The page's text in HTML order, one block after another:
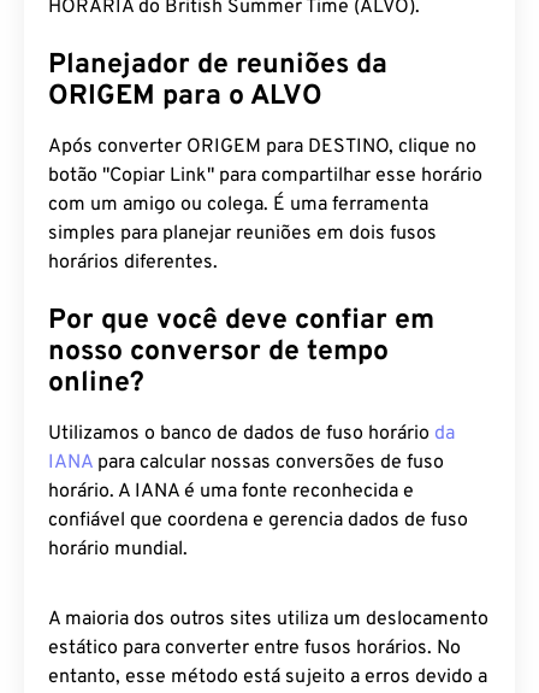
HORÁRIA do British Summer Time (ALVO).
Planejador de reuniões da
ORIGEM para o ALVO
Após converter ORIGEM para DESTINO, clique no
botão "Copiar Link" para compartilhar esse horário
com um amigo ou colega. É uma ferramenta
simples para planejar reuniões em dois fusos
horários diferentes.
Por que você deve confiar em
nosso conversor de tempo
online?
Utilizamos o banco de dados de fuso horário da
IANA para calcular nossas conversões de fuso
horário. A IANA é uma fonte reconhecida e
confiável que coordena e gerencia dados de fuso
horário mundial.
A maioria dos outros sites utiliza um deslocamento
estático para converter entre fusos horários. No
entanto, esse método está sujeito a erros devido a